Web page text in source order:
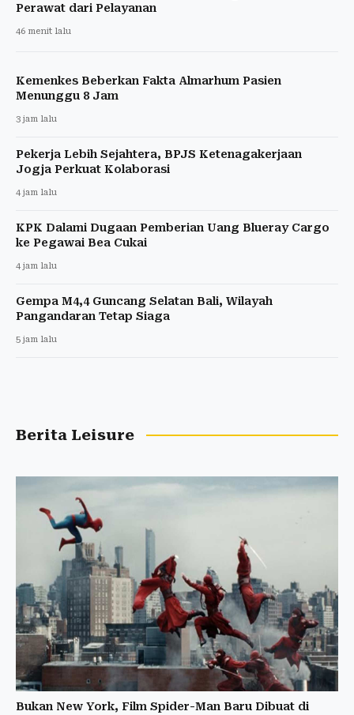
Perawat dari Pelayanan
46 menit lalu
Kemenkes Beberkan Fakta Almarhum Pasien
Menunggu 8 Jam
3 jam lalu
Pekerja Lebih Sejahtera, BPJS Ketenagakerjaan
Jogja Perkuat Kolaborasi
4 jam lalu
KPK Dalami Dugaan Pemberian Uang Blueray Cargo
ke Pegawai Bea Cukai
4 jam lalu
Gempa M4,4 Guncang Selatan Bali, Wilayah
Pangandaran Tetap Siaga
5 jam lalu
Berita Leisure
Bukan New York, Film Spider-Man Baru Dibuat di